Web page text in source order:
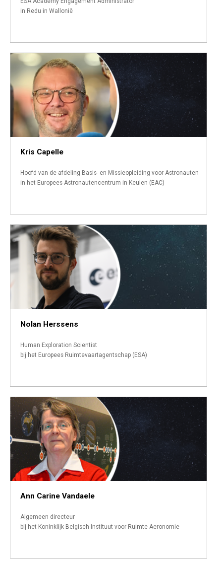
in Redu in Wallonië
Kris Capelle
Hoofd van de afdeling Basis- en Missieopleiding voor Astronauten
in het Europees Astronautencentrum in Keulen (EAC)
Nolan Herssens
Human Exploration Scientist
bij het Europees Ruimtevaartagentschap (ESA)
Ann Carine Vandaele
Algemeen directeur
bij het Koninklijk Belgisch Instituut voor Ruimte-Aeronomie